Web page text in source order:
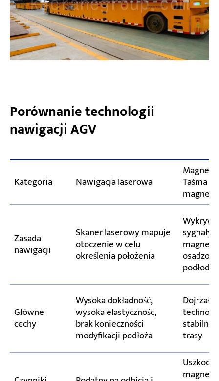
Porównanie technologii
nawigacji AGV
Kategoria Nawigacja laserowa Taśma
Zasada
nawigacji
Skaner laserowy mapuje
otoczenie w celu
określenia położenia
Wykrywa
sygnały
podłodze
Główne
cechy
Wysoka dokładność,
wysoka elastyczność,
brak konieczności
modyfikacji podłoża
Dojrzała
stabilne,
trasy